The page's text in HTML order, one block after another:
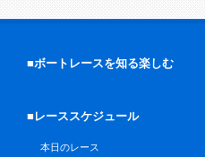
■ボートレースを知る楽しむ
■レーススケジュール
本日のレース